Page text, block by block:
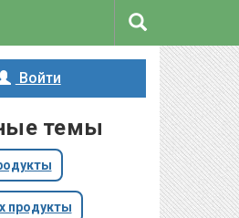
Войти
темы
продукты